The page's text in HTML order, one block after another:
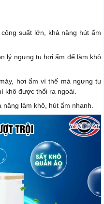
suất lớn, khả năng hút ẩm
lý ngưng tụ hơi ẩm để làm khô
hơi ẩm vì thế mà ngưng tụ
khô được thổi ra ngoài.
làm khô, hút ẩm nhanh.